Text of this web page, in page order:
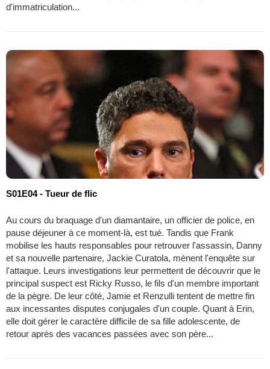
d'immatriculation...
S01E04 - Tueur de flic
Au cours du braquage d'un diamantaire, un officier de police, en
pause déjeuner à ce moment-là, est tué. Tandis que Frank
mobilise les hauts responsables pour retrouver l'assassin, Danny
et sa nouvelle partenaire, Jackie Curatola, mènent l'enquête sur
l'attaque. Leurs investigations leur permettent de découvrir que le
principal suspect est Ricky Russo, le fils d'un membre important
de la pègre. De leur côté, Jamie et Renzulli tentent de mettre fin
aux incessantes disputes conjugales d'un couple. Quant à Erin,
elle doit gérer le caractère difficile de sa fille adolescente, de
retour après des vacances passées avec son père...